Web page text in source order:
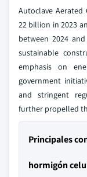
Autoclave Aerated
22 billion in 2023
between 2024
sustainable
emphasis on
government
and stringent
further propelled
Principales
hormigón